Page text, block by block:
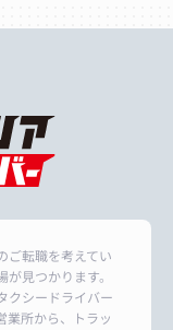
ご転職を考えてい
見つかります。
クシードライバー
業所から、トラッ